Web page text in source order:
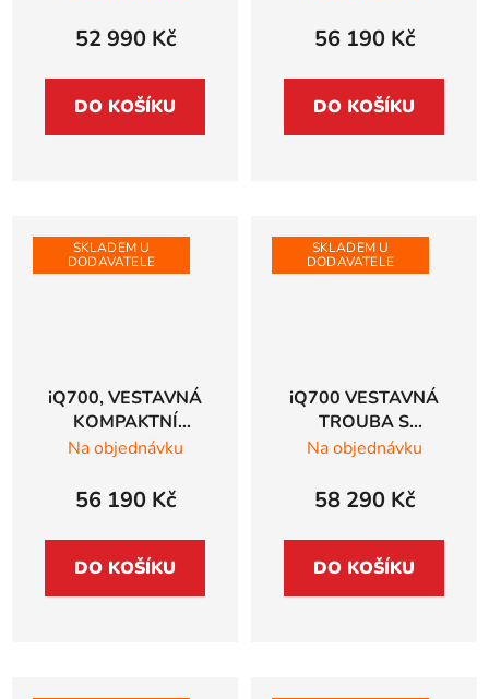
černá - HS936GAB1
52 990 Kč
DO KOŠÍKU
černá - HS958GCB1
56 190 Kč
DO KOŠÍKU
SKLADEM U
DODAVATELE
iQ700, VESTAVNÁ
KOMPAKTNÍ
KOMBINOVANÁ
studioLine, 60 x 45
CS958GCB1
Na objednávku
56 190 Kč
DO KOŠÍKU
SKLADEM U
DODAVATELE
iQ700 VESTAVNÁ
TROUBA S
MIKROVLNAMI
černá - HM976GMB1
Na objednávku
58 290 Kč
DO KOŠÍKU